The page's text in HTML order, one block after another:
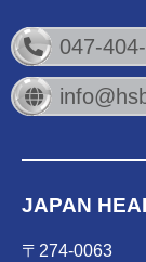
047-
JAPAN
〒274-0063